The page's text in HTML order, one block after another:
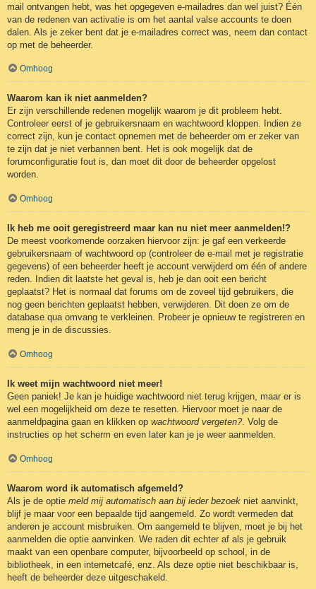
mail ontvangen hebt, was het opgegeven e-mailadres dan wel juist? Één
van de redenen van activatie is om het aantal valse accounts te doen
dalen. Als je zeker bent dat je e-mailadres correct was, neem dan contact
op met de beheerder.
Omhoog
Waarom kan ik niet aanmelden?
Er zijn verschillende redenen mogelijk waarom je dit probleem hebt.
Controleer eerst of je gebruikersnaam en wachtwoord kloppen. Indien ze
correct zijn, kun je contact opnemen met de beheerder om er zeker van
te zijn dat je niet verbannen bent. Het is ook mogelijk dat de
forumconfiguratie fout is, dan moet dit door de beheerder opgelost
worden.
Omhoog
Ik heb me ooit geregistreerd maar kan nu niet meer aanmelden!?
De meest voorkomende oorzaken hiervoor zijn: je gaf een verkeerde
gebruikersnaam of wachtwoord op (controleer de e-mail met je registratie
gegevens) of een beheerder heeft je account verwijderd om één of andere
reden. Indien dit laatste het geval is, heb je dan ooit een bericht
geplaatst? Het is normaal dat forums om de zoveel tijd gebruikers, die
nog geen berichten geplaatst hebben, verwijderen. Dit doen ze om de
database qua omvang te verkleinen. Probeer je opnieuw te registreren en
meng je in de discussies.
Omhoog
Ik weet mijn wachtwoord niet meer!
Geen paniek! Je kan je huidige wachtwoord niet terug krijgen, maar er is
wel een mogelijkheid om deze te resetten. Hiervoor moet je naar de
aanmeldpagina gaan en klikken op wachtwoord vergeten?. Volg de
instructies op het scherm en even later kan je je weer aanmelden.
Omhoog
Waarom word ik automatisch afgemeld?
Als je de optie meld mij automatisch aan bij ieder bezoek niet aanvinkt,
blijf je maar voor een bepaalde tijd aangemeld. Zo wordt vermeden dat
anderen je account misbruiken. Om aangemeld te blijven, moet je bij het
aanmelden die optie aanvinken. We raden dit echter af als je gebruik
maakt van een openbare computer, bijvoorbeeld op school, in de
bibliotheek, in een internetcafé, enz. Als deze optie niet beschikbaar is,
heeft de beheerder deze uitgeschakeld.